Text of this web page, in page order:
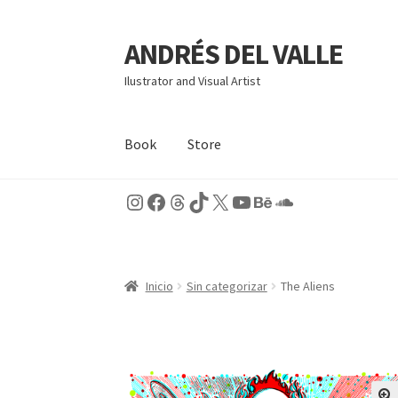
Ir
a
la
Ir
al
contenido
ANDRÉS DEL VALLE
Ilustrator and Visual Artist
Book Store
InicioBOOK CarritoFinalizar compra
Instagram
Facebook
Threads
TikTok
X YouTube
Behance
SoundCloud
Inicio Sin categorizar The Aliens